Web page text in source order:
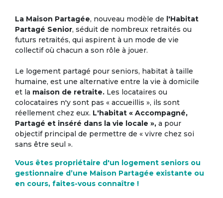
La Maison Partagée, nouveau modèle de l'Habitat
Partagé Senior, séduit de nombreux retraités ou
futurs retraités, qui aspirent à un mode de vie
collectif où chacun a son rôle à jouer.
Le logement partagé pour seniors, habitat à taille
humaine, est une alternative entre la vie à domicile
et la maison de retraite. Les locataires ou
colocataires n'y sont pas « accueillis », ils sont
réellement chez eux. L'habitat « Accompagné,
Partagé et inséré dans la vie locale », a pour
objectif principal de permettre de « vivre chez soi
sans être seul ».
Vous êtes propriétaire d'un logement seniors ou
gestionnaire d’une Maison Partagée existante ou
en cours, faites-vous connaître !